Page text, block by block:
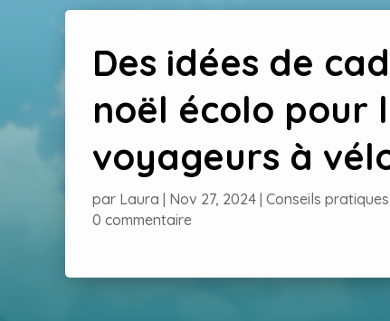
Des idées de
noël écolo pour
voyageurs à
par Laura Nov 27, 2024 Conseils pratiques
0 commentaire